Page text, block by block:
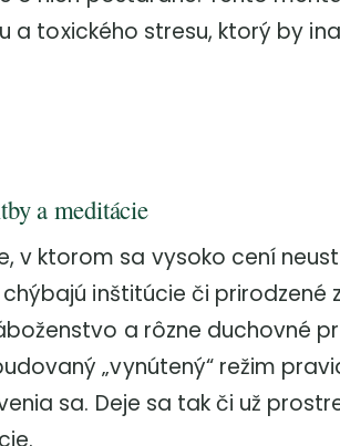
a toxického stresu, ktorý by
a meditácie
v ktorom sa vysoko cení
inštitúcie či prirodzené
a rôzne duchovné
„vynútený“ režim
sa. Deje sa tak či už